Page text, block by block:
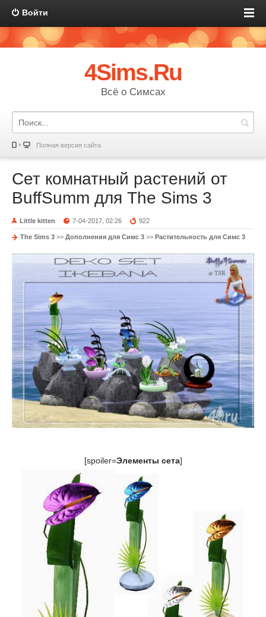
Войти
4Sims.Ru
Всё о Симсах
Полная версия сайта
Сет комнатный растений от
BuffSumm для The Sims 3
Little kitten 7-04-2017, 02:26 922
The Sims 3 >> Дополнения для Симс 3 >> Растительность для Симс 3
[spoiler=Элементы сета]